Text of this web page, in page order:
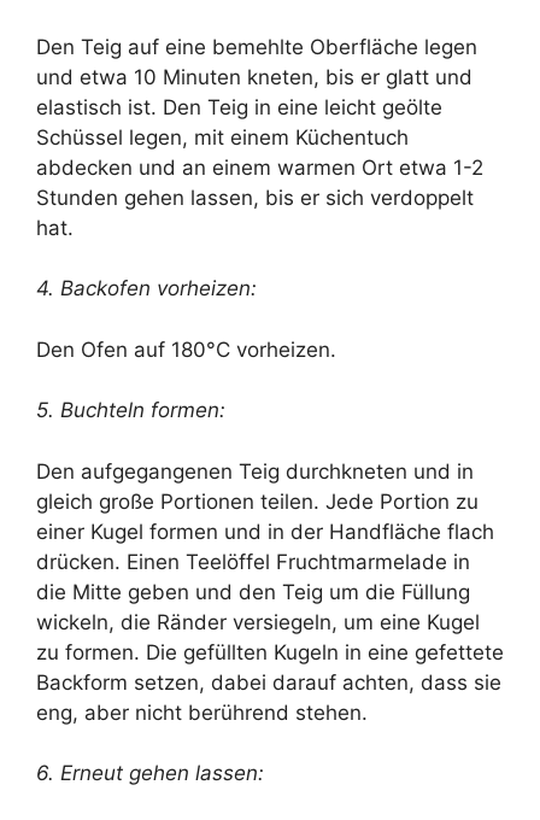
Den Teig auf eine bemehlte Oberfläche legen
und etwa 10 Minuten kneten, bis er glatt und
elastisch ist. Den Teig in eine leicht geölte
Schüssel legen, mit einem Küchentuch
abdecken und an einem warmen Ort etwa 1-2
Stunden gehen lassen, bis er sich verdoppelt
hat.
4. Backofen vorheizen:
Den Ofen auf 180°C vorheizen.
5. Buchteln formen:
Den aufgegangenen Teig durchkneten und in
gleich große Portionen teilen. Jede Portion zu
einer Kugel formen und in der Handfläche flach
drücken. Einen Teelöffel Fruchtmarmelade in
die Mitte geben und den Teig um die Füllung
wickeln, die Ränder versiegeln, um eine Kugel
zu formen. Die gefüllten Kugeln in eine gefettete
Backform setzen, dabei darauf achten, dass sie
eng, aber nicht berührend stehen.
6. Erneut gehen lassen: